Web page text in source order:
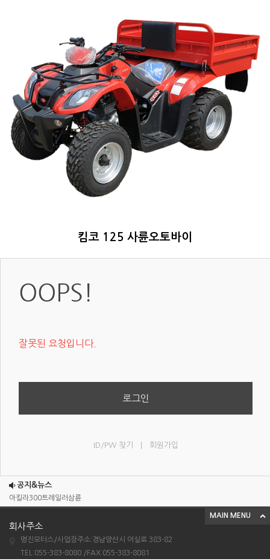
킴코 125 사륜오토바이
OOPS!
잘못된 요청입니다.
로그인
ID/PW 찾기 회원가입
공지&뉴스
엠보이 125cc삼륜
아킬라300트레일러삼륜
조이맥스125cc삼륜
MAIN MENU
회사주소
명진모터스/사업장주소:경남양산시 어실로 383-82
TEL:055-383-8080 /FAX:055-383-8081